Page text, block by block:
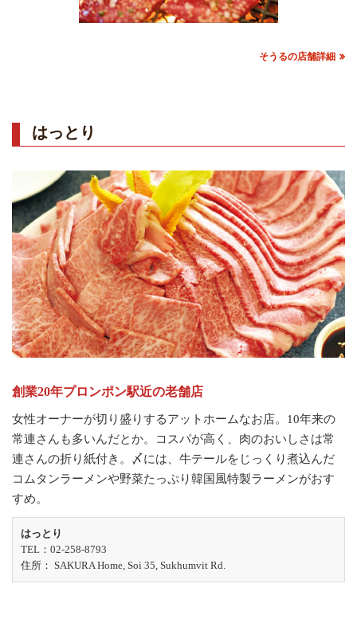
そうるの店舗詳細
はっとり
創業20年プロンポン駅近の老舗店
女性オーナーが切り盛りするアットホームなお店。10年来の
常連さんも多いんだとか。コスパが高く、肉のおいしさは常
連さんの折り紙付き。〆には、牛テールをじっくり煮込んだ
コムタンラーメンや野菜たっぷり韓国風特製ラーメンがおす
すめ。
はっとり
TEL：02-258-8793
住所： SAKURA Home, Soi 35, Sukhumvit Rd.